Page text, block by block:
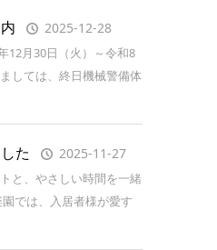
2025-12-28
月30日（火）～令和8
しては、終日機械警備体
た 2025-11-27
と、やさしい時間を一緒
では、入居者様が愛す